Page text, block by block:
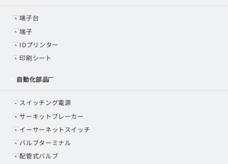
端子台
端子
IDプリンター
印刷シート
自動化部品
スイッチング電源
サーキットブレーカー
イーサーネットスイッチ
バルブターミナル
配管式バルブ